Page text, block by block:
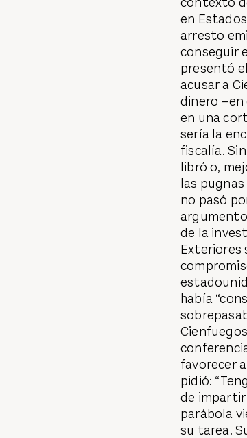
en
arresto
conseguir
presentó
acusar a
dinero
en una
sería la
fiscalía.
libró o,
las
no pasó
de la
Exteriores
había
favorecer
pidió:
de impartir
parábola
su tarea.